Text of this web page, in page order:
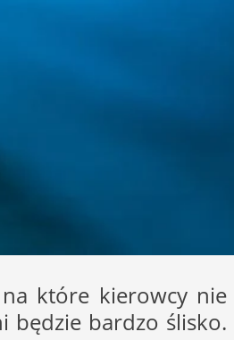
które kierowcy nie
będzie bardzo ślisko.